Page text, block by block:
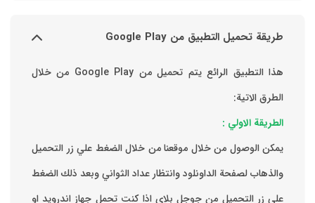
طريقة تحميل التطبيق من Google Play
هذا التطبيق الرائع يتم تحميل من Google Play من خلال
الطرق الاتية:
الطريقة الاولي :
يمكن الوصول من خلال موقعنا من خلال الضغط علي زر التحميل
والذهاب لصفحة الداونلود وانتظار عداد الثواني وبعد ذلك الضغط
علي زر التحميل من جوجل بلاي اذا كنت تحمل جهاز اندرويد او